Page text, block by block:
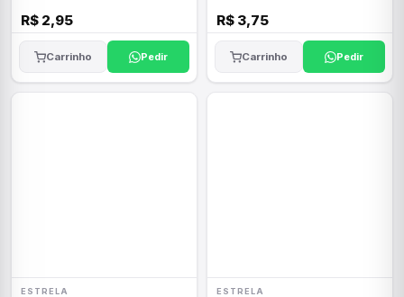
R$ 2,95
Carrinho Pedir
R$ 3,75
Carrinho Pedir
ESTRELA ESTRELA